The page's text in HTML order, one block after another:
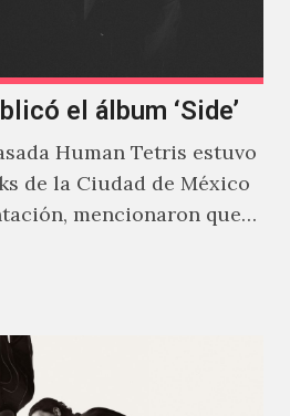
el álbum ‘Side’
Human Tetris estuvo
de la Ciudad de México
mencionaron que